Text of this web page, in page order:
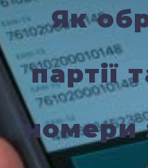
Як
партії
номери